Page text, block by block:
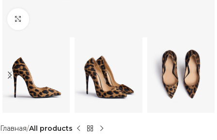
Главная All products